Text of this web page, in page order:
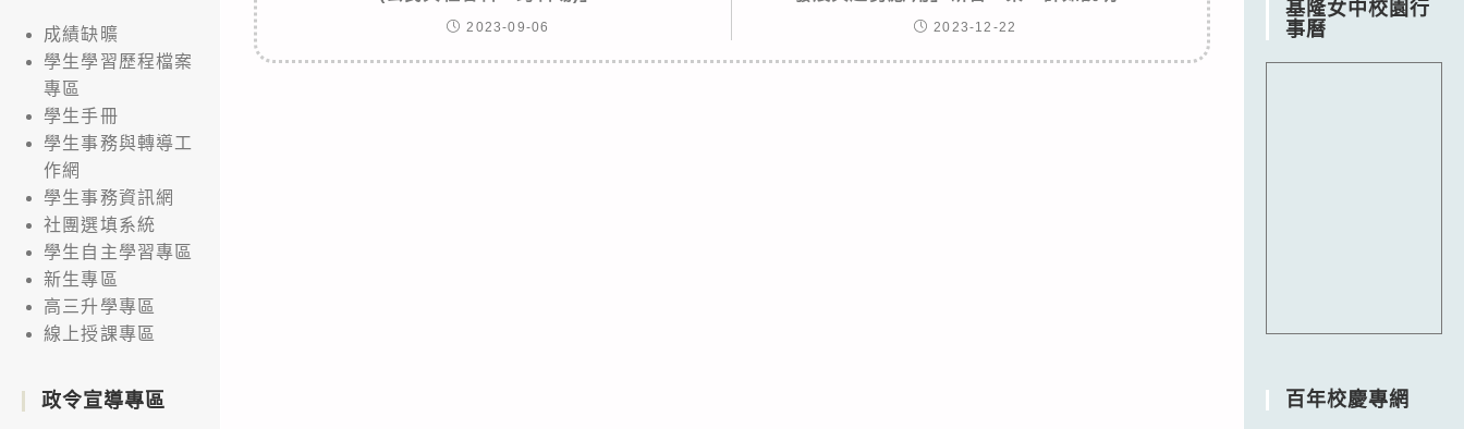
2023-09-06 2023-12-22
成績缺曠
學生學習歷程檔案
專區
學生手冊
學生事務與轉導工
作網
學生事務資訊網
社團選填系統
學生自主學習專區
新生專區
高三升學專區
線上授課專區
政令宣導專區
基隆女中校園行
事曆
百年校慶專網